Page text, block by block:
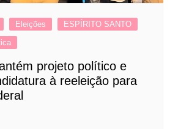
Eleições
ESPÍRITO SANTO
projeto político e
à reeleição para